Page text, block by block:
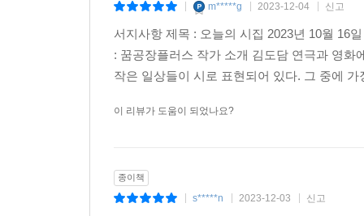
m*****g 2023-12-04 신고
서지사항 제목 : 오늘의 시집 2023년 10월 16
: 꿈공장플러스 작가 소개 김도담 연극과 영
작은 일상들이 시로 표현되어 있다. 그 중에
이 리뷰가 도움이 되었나요?
종이책
s*****n 2023-12-03 신고